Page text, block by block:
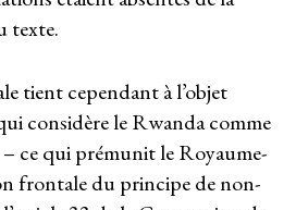
texte.
tient cependant à l’objet
considère le Rwanda comme
ce qui prémunit le Royaume-
frontale du principe de non-